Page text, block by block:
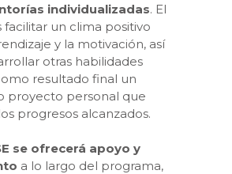
individualizadas. El
facilitar un clima positivo
y la motivación, así
otras habilidades
resultado final un
proyecto personal que
progresos alcanzados.
se ofrecerá apoyo y
a lo largo del programa,